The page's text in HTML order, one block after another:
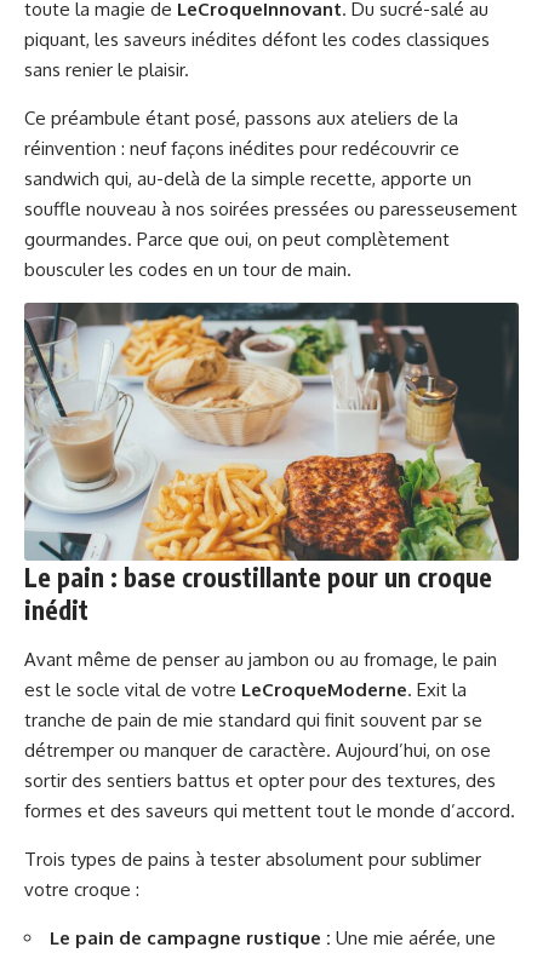
toute la magie de LeCroqueInnovant. Du sucré-salé au
piquant, les saveurs inédites défont les codes classiques
sans renier le plaisir.
Ce préambule étant posé, passons aux ateliers de la
réinvention : neuf façons inédites pour redécouvrir ce
sandwich qui, au-delà de la simple recette, apporte un
souffle nouveau à nos soirées pressées ou paresseusement
gourmandes. Parce que oui, on peut complètement
bousculer les codes en un tour de main.
Le pain : base croustillante pour un croque
inédit
Avant même de penser au jambon ou au fromage, le pain
est le socle vital de votre LeCroqueModerne. Exit la
tranche de pain de mie standard qui finit souvent par se
détremper ou manquer de caractère. Aujourd’hui, on ose
sortir des sentiers battus et opter pour des textures, des
formes et des saveurs qui mettent tout le monde d’accord.
Trois types de pains à tester absolument pour sublimer
votre croque :
Le pain de campagne rustique : Une mie aérée, une